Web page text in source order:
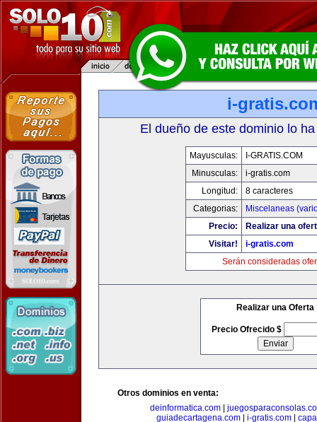
i-
El dueño de este dominio lo
Mayusculas:
I-GRATIS.COM
Minusculas:
i-gratis.com
Longitud:
8 caracteres
Categorias:
Miscelaneas
Precio:
Realizar una
Visitar!
i-gratis.com
Serán consideradas
Realizar una Oferta
Precio Ofrecido $
Otros dominios en venta:
deinformatica.com
guiadecartagena.com| i-gratis.com|